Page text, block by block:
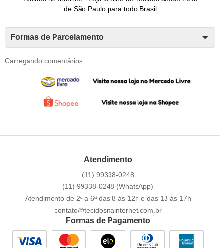
de São Paulo para todo Brasil
Formas de Parcelamento
Carregando comentários ...
Atendimento
(11) 99338-0248
(11) 99338-0248 (WhatsApp)
Atendimento de 2ª a 6ª das 8 às 12h e das 13 às 17h
contato@tecidosnainternet.com.br
Formas de Pagamento